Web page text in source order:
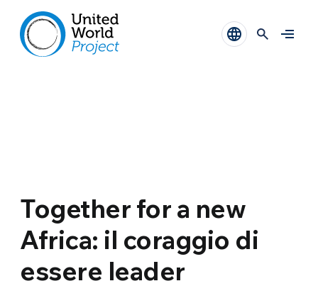
Together for a new
Africa: il coraggio di
essere leader